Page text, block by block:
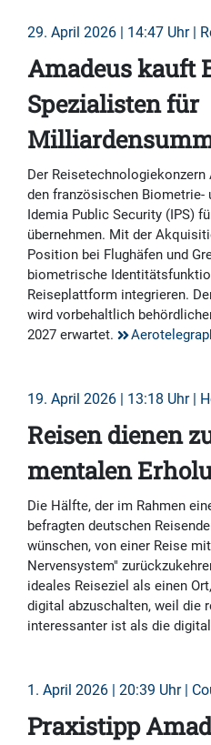
29. April 2026 | 14:47 Uhr |
Amadeus kauft
Spezialisten für
Der
den französischen
Idemia Public Security (IPS)
übernehmen. Mit der
Position bei Flughäfen und
biometrische
Reiseplattform integrieren.
wird vorbehaltlich
2027 erwartet.
19. April 2026 | 13:18 Uhr |
Reisen dienen
mentalen
Die Hälfte, der im Rahmen
befragten deutschen
wünschen, von einer Reise
Nervensystem"
ideales Reiseziel als einen
digital abzuschalten, weil die
interessanter ist als die
1. April 2026 | 20:39 Uhr |
Praxistipp